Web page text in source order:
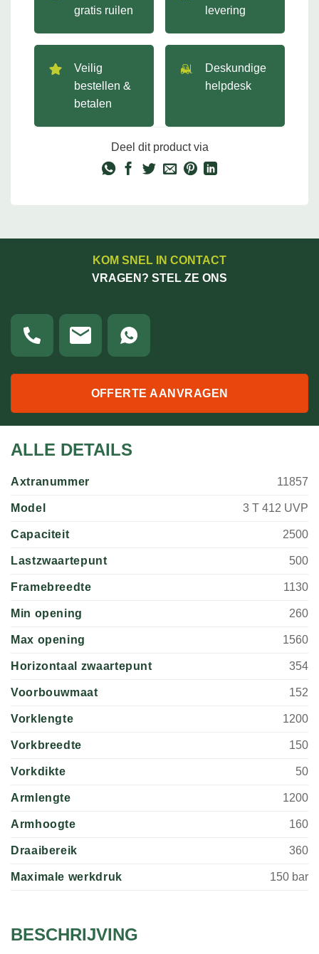
gratis ruilen
levering
Veilig
bestellen &
betalen
Deskundige
helpdesk
Deel dit product via
KOM SNEL IN CONTACT
VRAGEN? STEL ZE ONS
OFFERTE AANVRAGEN
ALLE DETAILS
Axtranummer 11857
Model 3 T 412 UVP
Capaciteit 2500
Lastzwaartepunt 500
Framebreedte 1130
Min opening 260
Max opening 1560
Horizontaal zwaartepunt 354
Voorbouwmaat 152
Vorklengte 1200
Vorkbreedte 150
Vorkdikte 50
Armlengte 1200
Armhoogte 160
Draaibereik 360
Maximale werkdruk 150 bar
BESCHRIJVING